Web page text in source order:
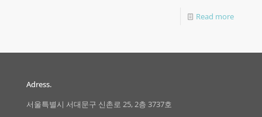
Read more
Adress.
서울특별시 서대문구 신촌로 25, 2층 3737호